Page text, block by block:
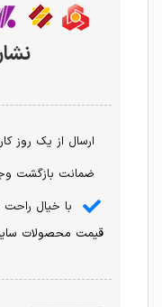
ارسال از یک روز
ضمانت بازگشت
با خیال راحت